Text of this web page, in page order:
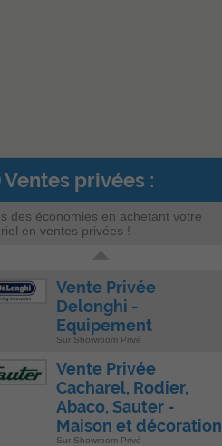
Ventes privées :
des économies en achetant votre
en ventes privées !
Vente Privée
Delonghi -
Equipement
Sur Showroom Privé
Vente Privée
Cacharel, Rodier,
Abaco, Sauter -
Maison et décoration
Sur Showroom Privé